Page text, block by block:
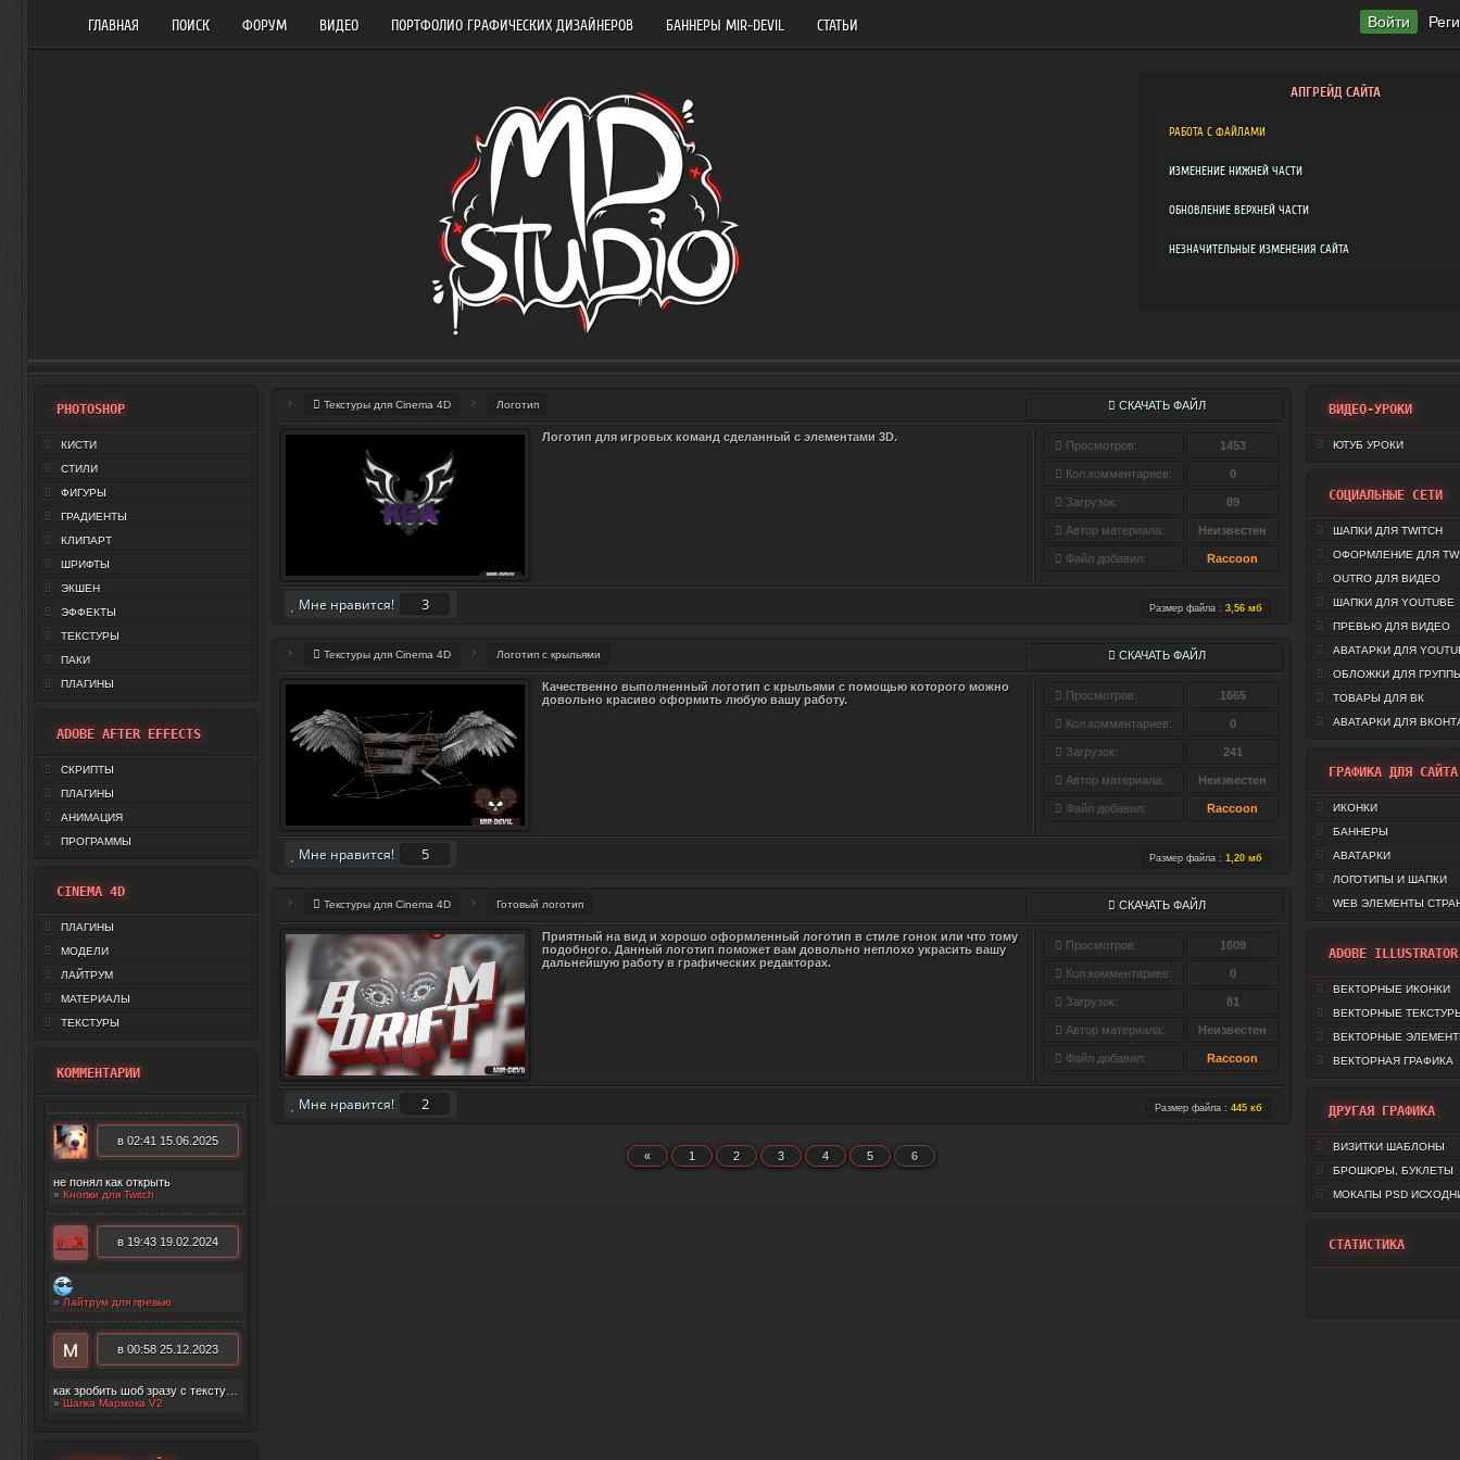
Войти
ГЛАВНАЯ ПОИСК ФОРУМ ВИДЕО ПОРТФОЛИО ГРАФИЧЕСКИХ ДИЗАЙНЕРОВ БАННЕРЫ MIR-DEVIL СТАТЬИ
АПГРЕЙД САЙТА
РАБОТА С ФАЙЛАМИ
ИЗМЕНЕНИЕ НИЖНЕЙ ЧАСТИ
ОБНОВЛЕНИЕ ВЕРХНЕЙ ЧАСТИ
НЕЗНАЧИТЕЛЬНЫЕ ИЗМЕНЕНИЯ САЙТА
ВИДЕО-УРОКИ
ЮТУБ УРОКИ
СОЦИАЛЬНЫЕ СЕТИ
ШАПКИ ДЛЯ TWITCH
ОФОРМЛЕНИЕ ДЛЯ
OUTRO ДЛЯ ВИДЕО
ШАПКИ ДЛЯ YOUTUBE
ПРЕВЬЮ ДЛЯ ВИДЕО
АВАТАРКИ ДЛЯ
ОБЛОЖКИ ДЛЯ
ТОВАРЫ ДЛЯ ВК
АВАТАРКИ ДЛЯ
ГРАФИКА ДЛЯ САЙТА
ИКОНКИ
БАННЕРЫ
АВАТАРКИ
ЛОГОТИПЫ И ШАПКИ
WEB ЭЛЕМЕНТЫ
ADOBE ILLUSTRATOR
ВЕКТОРНЫЕ ИКОНКИ
ВЕКТОРНЫЕ
ВЕКТОРНЫЕ
ВЕКТОРНАЯ ГРАФИКА
ДРУГАЯ ГРАФИКА
ВИЗИТКИ ШАБЛОНЫ
БРОШЮРЫ, БУКЛЕТЫ
МОКАПЫ PSD
СТАТИСТИКА
PHOTOSHOP
КИСТИ
СТИЛИ
ФИГУРЫ
ГРАДИЕНТЫ
КЛИПАРТ
ШРИФТЫ
ЭКШЕН
ЭФФЕКТЫ
ТЕКСТУРЫ
ПАКИ
ПЛАГИНЫ
ADOBE AFTER EFFECTS
СКРИПТЫ
ПЛАГИНЫ
АНИМАЦИЯ
ПРОГРАММЫ
CINEMA 4D
ПЛАГИНЫ
МОДЕЛИ
ЛАЙТРУМ
МАТЕРИАЛЫ
ТЕКСТУРЫ
КОММЕНТАРИИ
в 02:41 15.06.2025
не понял как открыть
» Кнопки для Twitch
в 19:43 19.02.2024
» Лайтрум для превью
в 00:58 25.12.2023
» Шапка Мармока V2
СКАЧАТЬ ФАЙЛ
Текстуры для Cinema 4D Логотип
Логотип для игровых команд сделанный с элементами 3D.
Просмотров: 1453
Кол.комментариев: 0
Загрузок: 89
Автор материала: Неизвестен
Файл добавил: Raccoon
Размер файла : 3,56 мб
Мне нравится! 3
СКАЧАТЬ ФАЙЛ
Текстуры для Cinema 4D Логотип с крыльями
Качественно выполненный логотип с крыльями с помощью которого можно
довольно красиво оформить любую вашу работу.
Просмотров: 1665
Кол.комментариев: 0
Загрузок: 241
Автор материала: Неизвестен
Файл добавил: Raccoon
Размер файла : 1,20 мб
Мне нравится! 5
СКАЧАТЬ ФАЙЛ
Текстуры для Cinema 4D Готовый логотип
Приятный на вид и хорошо оформленный логотип в стиле гонок или что тому
подобного. Данный логотип поможет вам довольно неплохо украсить вашу
дальнейшую работу в графических редакторах.
Просмотров: 1609
Кол.комментариев: 0
Загрузок: 81
Автор материала: Неизвестен
Файл добавил: Raccoon
Размер файла : 445 кб
Мне нравится! 2
« 1 2 3 4 5 6